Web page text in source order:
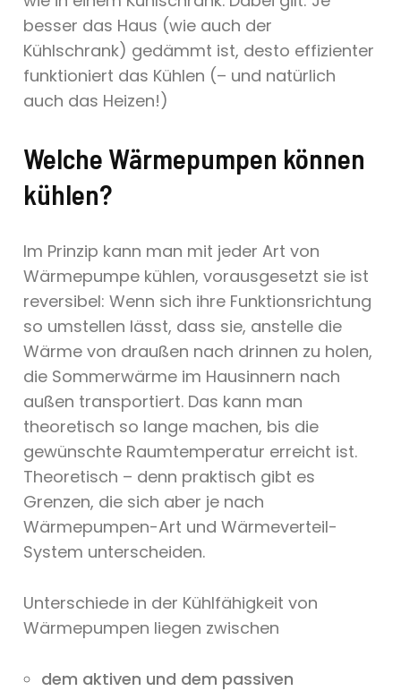
besser das Haus (wie auch der
Kühlschrank) gedämmt ist, desto effizienter
funktioniert das Kühlen (– und natürlich
auch das Heizen!)
Welche Wärmepumpen können
kühlen?
Im Prinzip kann man mit jeder Art von
Wärmepumpe kühlen, vorausgesetzt sie ist
reversibel: Wenn sich ihre Funktionsrichtung
so umstellen lässt, dass sie, anstelle die
Wärme von draußen nach drinnen zu holen,
die Sommerwärme im Hausinnern nach
außen transportiert. Das kann man
theoretisch so lange machen, bis die
gewünschte Raumtemperatur erreicht ist.
Theoretisch – denn praktisch gibt es
Grenzen, die sich aber je nach
Wärmepumpen-Art und Wärmeverteil-
System unterscheiden.
Unterschiede in der Kühlfähigkeit von
Wärmepumpen liegen zwischen
dem aktiven und dem passiven